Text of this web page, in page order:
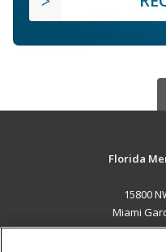
Florida
15800
Miami